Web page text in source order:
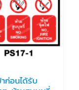
าก่อนได้รับ